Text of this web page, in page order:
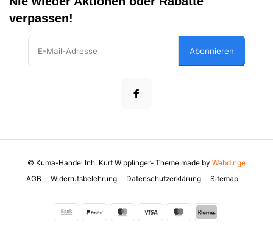
verpassen!
Abonnieren
AGB Widerrufsbelehrung Datenschutzerklärung Sitemap
© Kuma-Handel Inh. Kurt Wipplinger- Theme made by Webdinge